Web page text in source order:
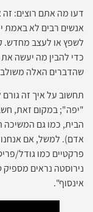
דעו מה אתם רוצים: זה
אנשים רבים לא באמת
לשפץ או לעצב מחדש.
כדי להבין מה יעשה את
שהדברים האלה
תחשוב על איך זה
"יפה"; במקום זאת,
הבית, כמו גם המשיכה
אדם). למשל, אם אנחנו
פרקטיים כמו גודל/
נירוסטה נראים
אינסוף".